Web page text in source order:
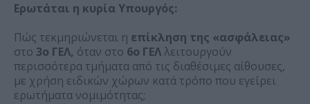
Ερωτάται η κυρία Υπουργός:
Πώς τεκμηριώνεται η επίκληση της «ασφάλειας»
στο 3ο ΓΕΛ, όταν στο 6ο ΓΕΛλειτουργούν
περισσότερα τμήματα από τις διαθέσιμες αίθουσες,
με χρήση ειδικών χώρων κατά τρόπο που εγείρει
ερωτήματα νομιμότητας;